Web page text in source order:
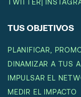
TWITTER|
TUS OBJETIVOS
PLANIFICAR,
DINAMIZAR A TUS
IMPULSAR EL
MEDIR EL IMPACTO